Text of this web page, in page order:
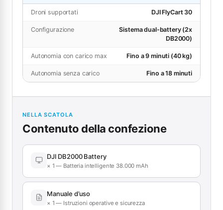
Droni supportati DJI FlyCart 30
Configurazione
Sistema dual-battery (2x
DB2000)
Autonomia con carico max Fino a 9 minuti (40 kg)
Autonomia senza carico Fino a 18 minuti
NELLA SCATOLA
Contenuto della confezione
DJI DB2000 Battery
× 1 — Batteria intelligente 38.000 mAh
Manuale d’uso
× 1 — Istruzioni operative e sicurezza